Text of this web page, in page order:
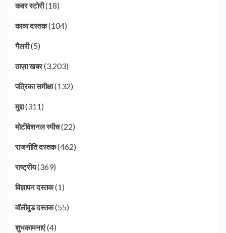
कवर स्टोरी(18)
काव्य दस्तक(104)
गैलरी(5)
ताज़ा खबर(3,203)
पत्रिका समीक्षा(132)
मुद्दा(311)
मोटीवेशनल स्पीच(22)
राजनीति दस्तक(462)
राष्ट्रीय(369)
विज्ञापन दस्तक(1)
वॉलीवुड दस्तक(55)
शुभकामनाएं(4)